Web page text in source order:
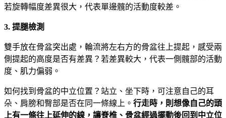
若旋轉幅度差異很大，代表單邊髖的活動度較差。
3. 提腿檢測
雙手放在骨盆突出處，輪流將左右方的骨盆往上提起，感受兩
側提起的高度是否有差異？若差異較大，代表一側髖部的活動
度、肌力偏弱。
如何找到骨盆的中立位置？站立、坐下時，可注意自己的耳
朵、肩膀和臀部是否在同一條線上。 行走時，則想像自己的頭
上有一條往上延伸的線，讓脊椎、骨盆經過擺動後回到中立位